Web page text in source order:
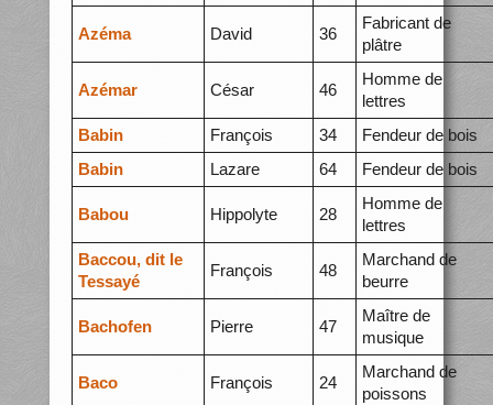
Azéma David 36
Fabricant de
plâtre
Azémar César 46
Homme de
lettres
Babin
François 34
Fendeur de bois
Babin
Lazare 64 Fendeur de bois
Babou Hippolyte 28
Homme de
lettres
Baccou, dit le
Tessayé
François 48
Marchand de
beurre
Bachofen Pierre 47
Maître de
musique
Baco François 24
Marchand de
poissons